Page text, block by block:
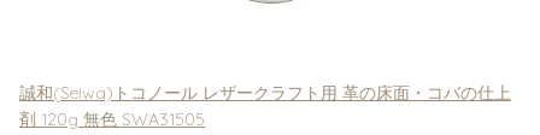
誠和(Seiwa)トコノール レザークラフト用 革の床面・コバの仕上
剤 120g 無色 SWA31505